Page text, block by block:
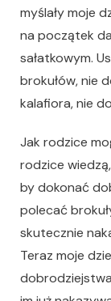
myślały moje
na początek
sałatkowym.
brokułów, nie
kalafiora, nie
Jak rodzice
rodzice
by dokonać
polecać
skutecznie
Teraz moje